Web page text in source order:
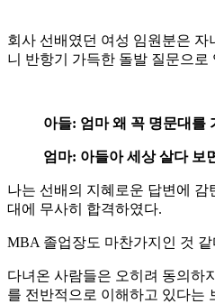
회사 선배였던 여성 임원분은
니 반항기 가득한 돌발 질문으로
아들: 엄마 왜 꼭 명문대를
엄마: 아들아 세상 살다 보
나는 선배의 지혜로운 답변에
대에 무사히 합격하였다.
MBA 졸업장도 마찬가지인 것 같
다녀온 사람들은 오히려 동의하
를 전반적으로 이해하고 있다는